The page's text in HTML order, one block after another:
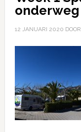
onderweg
12 JANUARI 2020 DOOR